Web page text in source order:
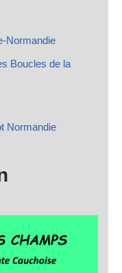
Normandie
Boucles de la
Normandie